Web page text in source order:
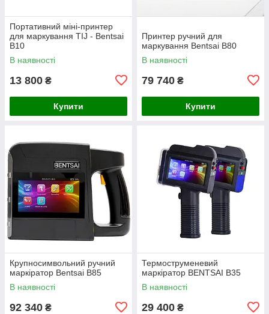
Портативний міні-принтер
для маркування TIJ - Bentsai
B10
В наявності
13 800 ₴
Купити
Принтер ручний для
маркування Bentsai B80
В наявності
79 740 ₴
Купити
Крупносимвольний ручний
маркіратор Bentsai B85
В наявності
92 340 ₴
Термоструменевий
маркіратор BENTSAI B35
В наявності
29 400 ₴